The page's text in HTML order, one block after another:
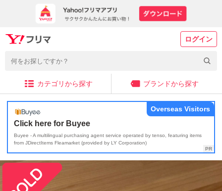
ログイン
カテゴリから探す ブランドから探す
Click here for Buyee
Buyee - A multilingual purchasing agent service operated by tenso, featuring items
from JDirectItems Fleamarket (provided by LY Corporation)
Overseas Visitors